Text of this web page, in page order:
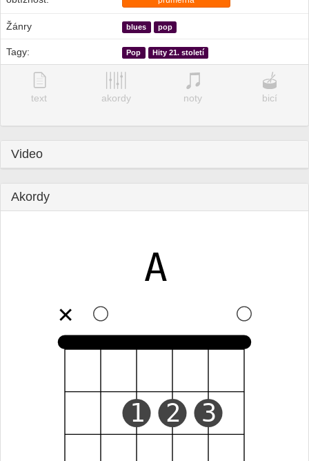
Žánry blues pop
Tagy: Pop Hity 21. století
text akordy noty bicí
Video
Akordy
A
✕
1 2 3